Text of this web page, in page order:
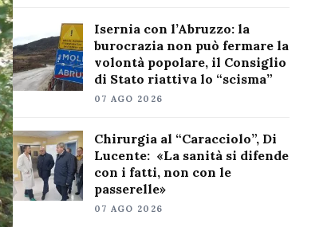
Isernia con l’Abruzzo: la
burocrazia non può fermare la
volontà popolare, il Consiglio
di Stato riattiva lo “scisma”
07 AGO 2026
Chirurgia al “Caracciolo”, Di
Lucente: «La sanità si difende
con i fatti, non con le
passerelle»
07 AGO 2026